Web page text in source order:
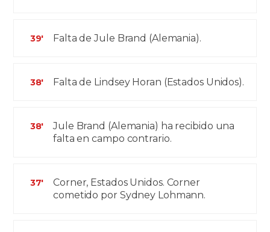
39' Falta de Jule Brand (Alemania).
38' Falta de Lindsey Horan (Estados Unidos).
38'
Jule Brand (Alemania) ha recibido una
falta en campo contrario.
37'
Corner, Estados Unidos. Corner
cometido por Sydney Lohmann.